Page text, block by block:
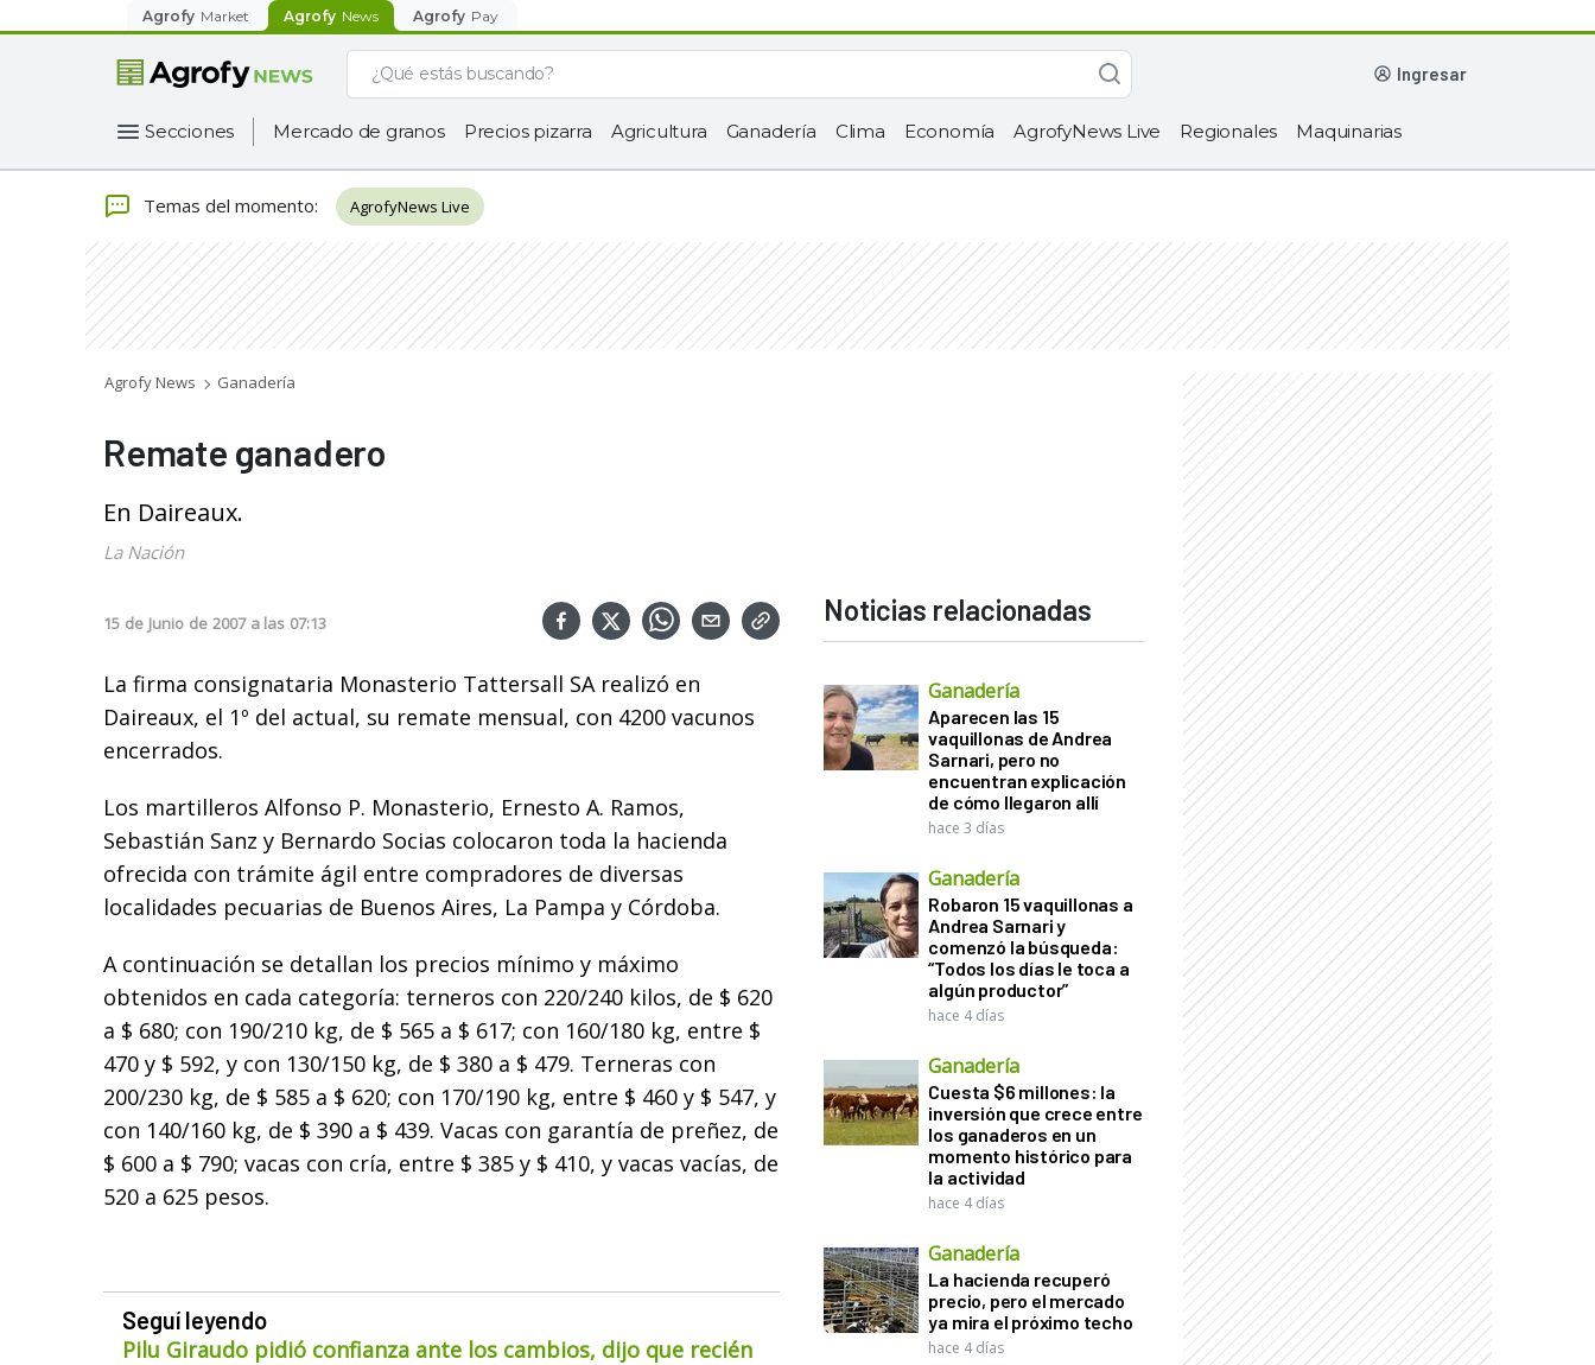
Agrofy Market Agrofy News Agrofy Pay
ingresar
Secciones Mercado de granos Precios pizarra Agricultura Ganadería Clima Economía AgrofyNews Live Regionales Maquinarias
Temas del momento: AgrofyNews Live
Agrofy News Ganadería
Remate ganadero
En Daireaux.
La Nación
15 de Junio de 2007 a las 07:13
La firma consignataria Monasterio Tattersall SA realizó en
Daireaux, el 1º del actual, su remate mensual, con 4200 vacunos
encerrados.
Los martilleros Alfonso P. Monasterio, Ernesto A. Ramos,
Sebastián Sanz y Bernardo Socias colocaron toda la hacienda
ofrecida con trámite ágil entre compradores de diversas
localidades pecuarias de Buenos Aires, La Pampa y Córdoba.
A continuación se detallan los precios mínimo y máximo
obtenidos en cada categoría: terneros con 220/240 kilos, de $ 620
a $ 680; con 190/210 kg, de $ 565 a $ 617; con 160/180 kg, entre $
470 y $ 592, y con 130/150 kg, de $ 380 a $ 479. Terneras con
200/230 kg, de $ 585 a $ 620; con 170/190 kg, entre $ 460 y $ 547, y
con 140/160 kg, de $ 390 a $ 439. Vacas con garantía de preñez, de
$ 600 a $ 790; vacas con cría, entre $ 385 y $ 410, y vacas vacías, de
520 a 625 pesos.
Seguí leyendo
Pilu Giraudo pidió confianza ante los cambios, dijo que recién
Noticias relacionadas
Ganadería
Aparecen las 15
vaquillonas de Andrea
Sarnari, pero no
encuentran explicación
de cómo llegaron allí
hace 3 días
Ganadería
Robaron 15 vaquillonas a
Andrea Sarnari y
comenzó la búsqueda:
“Todos los días le toca a
algún productor”
hace 4 días
Ganadería
Cuesta $6 millones: la
inversión que crece entre
los ganaderos en un
momento histórico para
la actividad
hace 4 días
Ganadería
La hacienda recuperó
precio, pero el mercado
ya mira el próximo techo
hace 4 días